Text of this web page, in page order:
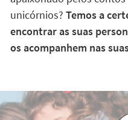
unicórnios? Temos a
encontrar as suas
os acompanhem nas